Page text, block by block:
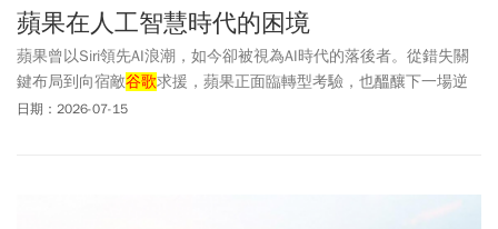
二季晶圓銷售金額的3%；3奈米製程出貨佔全季晶圓銷售金額的
30%，5奈米製程出貨佔全季晶圓銷售金額的33%，7奈米製程出貨則
佔全季晶圓銷售金額的11%。總體而言，先進製程包含7奈米及更先
進製程的營收達到全季晶圓銷售金額的77%。
蘋果在人工智慧時代的困境
蘋果曾以Siri領先AI浪潮，如今卻被視為AI時代的落後者。從錯失關
鍵布局到向宿敵谷歌求援，蘋果正面臨轉型考驗，也醞釀下一場逆
襲契機。
日期：2026-07-15